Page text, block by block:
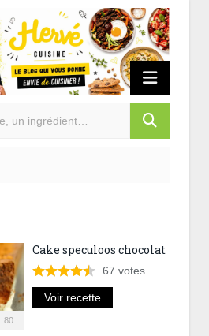
80
Cake speculoos chocolat
67 votes
Voir recette